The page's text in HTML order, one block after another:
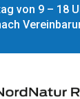
von 9 – 18